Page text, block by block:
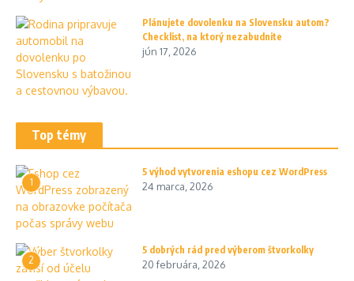
Plánujete dovolenku na Slovensku autom?
Checklist, na ktorý nezabudnite
jún 17, 2026
Top témy
1
5 výhod vytvorenia eshopu cez WordPress
24 marca, 2026
2
5 dobrých rád pred výberom štvorkolky
20 februára, 2026